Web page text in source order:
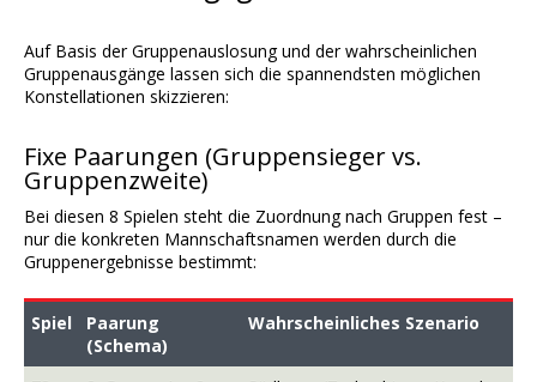
Auf Basis der Gruppenauslosung und der wahrscheinlichen
Gruppenausgänge lassen sich die spannendsten möglichen
Konstellationen skizzieren:
Fixe Paarungen (Gruppensieger vs.
Gruppenzweite)
Bei diesen 8 Spielen steht die Zuordnung nach Gruppen fest –
nur die konkreten Mannschaftsnamen werden durch die
Gruppenergebnisse bestimmt:
Spiel
Paarung
(Schema)
Wahrscheinliches Szenario